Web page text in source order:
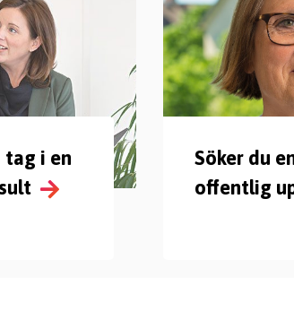
i en
Söker du
offentlig